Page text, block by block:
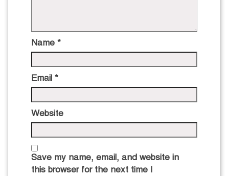
Name *
Email *
Website
Save my name, email, and website in
this browser for the next time I